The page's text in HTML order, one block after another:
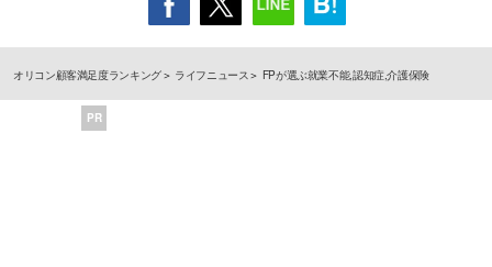
オリコン顧客満足度ランキング ライフニュース FPが選ぶ就業不能,認知症,介護保険
PR